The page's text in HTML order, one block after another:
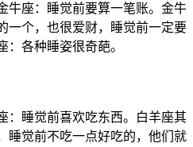
牛座：睡觉前要算一笔账。金牛
一个，也很爱财，睡觉前一定要
：各种睡姿很奇葩。
：睡觉前喜欢吃东西。白羊座其
睡觉前不吃一点好吃的，他们就